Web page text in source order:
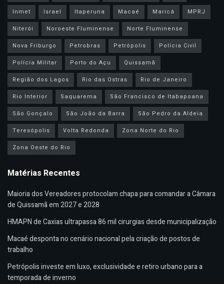
Inmet
Israel Itaperuna Macaé Maricá
MPRJ
Niterói
Noroeste Fluminense
Norte Fluminense
Nova Friburgo
Petrobras Petrópolis
Polícia Civil
Polícia Militar
Porto do Açu
Quissamã
Região dos Lagos
Rio das Ostras
Rio de Janeiro
Rio Interior
Saquarema
São Francisco de Itabapoana
São Gonçalo
São João da Barra
São Pedro da Aldeia
Teresópolis
Volta Redonda
Zona Norte do Rio
Zona Oeste do Rio
Matérias Recentes
Maioria dos Vereadores protocolam chapa para comandar a Câmara
de Quissamã em 2027 e 2028
HMAPN de Caxias ultrapassa 86 mil cirurgias desde municipalização
Macaé desponta no cenário nacional pela criação de postos de
trabalho
Petrópolis investe em luxo, exclusividade e retiro urbano para a
temporada de inverno